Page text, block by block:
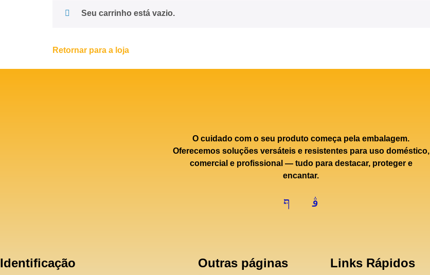
Seu carrinho está vazio.
Retornar para a loja
O cuidado com o seu produto começa pela embalagem.
Oferecemos soluções versáteis e resistentes para uso doméstico,
comercial e profissional — tudo para destacar, proteger e
encantar.
Identificação Outras páginas Links Rápidos